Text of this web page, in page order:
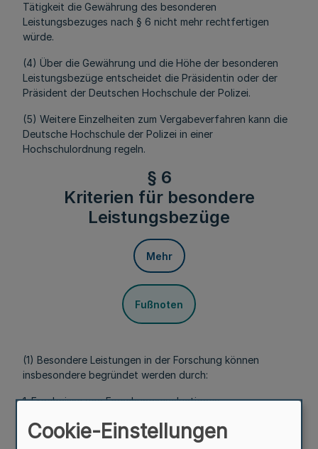
Tätigkeit die Gewährung des besonderen
Leistungsbezuges nach § 6 nicht mehr rechtfertigen
würde.
(4) Über die Gewährung und die Höhe der besonderen
Leistungsbezüge entscheidet die Präsidentin oder der
Präsident der Deutschen Hochschule der Polizei.
(5) Weitere Einzelheiten zum Vergabeverfahren kann die
Deutsche Hochschule der Polizei in einer
Hochschulordnung regeln.
§ 6
Kriterien für besondere
Leistungsbezüge
Mehr
Fußnoten
(1) Besondere Leistungen in der Forschung können
insbesondere begründet werden durch:
1. Ergebnisse von Forschungsevaluationen,
2. Publikationen,
Cookie-Einstellungen